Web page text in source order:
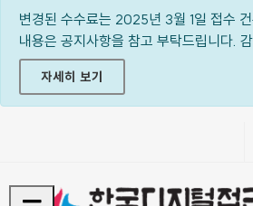
변경된 수수료는 2025년 3월 1일 접수
내용은 공지사항을 참고 부탁드립니다.
자세히 보기